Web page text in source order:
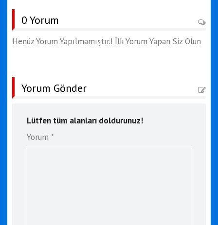
0 Yorum
Henüz Yorum Yapılmamıştır.! İlk Yorum Yapan Siz Olun
Yorum Gönder
Lütfen tüm alanları doldurunuz!
Yorum *